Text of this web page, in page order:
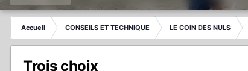
Accueil CONSEILS ET TECHNIQUE LE COIN DES NULS
Trois choix